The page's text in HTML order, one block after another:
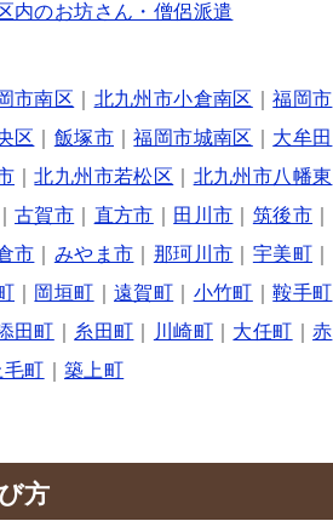
内のお坊さん・僧侶派遣
市南区 北九州市小倉南区 ｜福岡市
区 飯塚市 ｜福岡市城南区
大牟田
｜北九州市若松区
北九州市八幡東
｜古賀市 直方市 田川市 筑後市
市 みやま市 那珂川市 宇美町
岡垣町 ｜遠賀町 小竹町 ｜鞍手町
田町 糸田町 川崎町 大任町 ｜赤
毛町 ｜築上町
方